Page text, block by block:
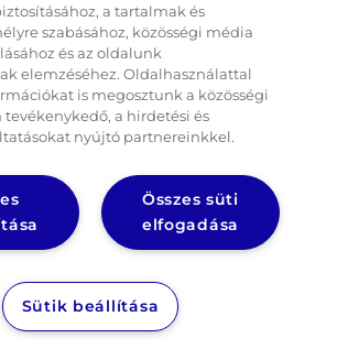
Eco Toilet Cleaner
a tartalmak és
szabásához, közösségi média
és az oldalunk
elemzéséhez. Oldalhasználattal
is megosztunk a közösségi
a hirdetési és
nyújtó partnereinkkel.
Összes süti
elfogadása
Sütik beállítása